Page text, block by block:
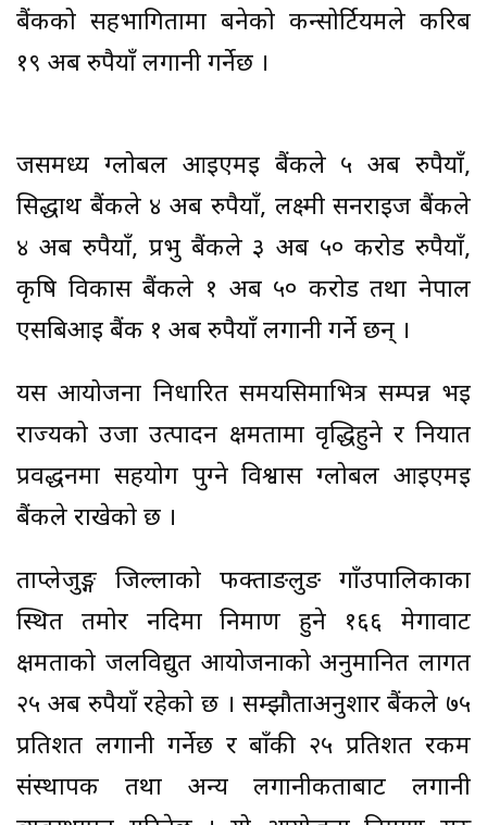
बैंकको सहभागितामा बनेको कन्सोर्टियमले करिब
१९ अर्ब रुपैयाँ लगानी गर्नेछ ।
जसमध्य ग्लोबल आइएमई बैंकले ५ अर्ब रुपैयाँ,
सिद्धार्थ बैंकले ४ अर्ब रुपैयाँ, लक्ष्मी सनराइज बैंकले
४ अर्ब रुपैयाँ, प्रभु बैंकले ३ अर्ब ५० करोड रुपैयाँ,
कृषि विकास बैंकले १ अर्ब ५० करोड तथा नेपाल
एसबिआई बैंक १ अर्ब रुपैयाँ लगानी गर्ने छन् ।
यस आयोजना निर्धारित समयसिमाभित्र सम्पन्न भई
राज्यको उर्जा उत्पादन क्षमतामा वृद्धिहुने र निर्यात
प्रवर्द्धनमा सहयोग पुग्ने विश्वास ग्लोबल आइएमई
बैंकले राखेकाे छ ।
ताप्लेजुङ्ग जिल्लाको फक्ताङलुङ गाँउपालिकाका
स्थित तमोर नदिमा निमार्ण हुने १६६ मेगावाट
क्षमताको जलविद्युत आयोजनाको अनुमानित लागत
२५ अर्ब रुपैयाँ रहेको छ । सम्झौताअनुशार बैंकले ७५
प्रतिशत लगानी गर्नेछ र बाँकी २५ प्रतिशत रकम
संस्थापक तथा अन्य लगानीकर्ताबाट लगानी